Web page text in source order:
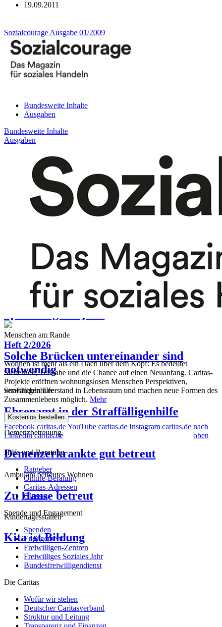
19.09.2011
Sozialcourage Ausgabe 01/2009
Bundesweite Inhalte
Ausgaben
Bundesweite Inhalte
Ausgaben
Hauptsache zu Hause
Sozialstation Marburg-Ost
Folgezertifizierung
Werkstattzertifizierung 2009
Aufregend und wenig gemütlich
Altenhilfe
Menschen am Rande
Solche Brücken untereinander sind
notwendig
Straffäligenhilfe
Ehrenamt in der Straffälligenhilfe
Demenzbetreuung
Demenzerkrankte gut betreut
Ambulant betreutes Wohnen
Zu Hause betreut
Kindertagesstätten
Kita ist Bildung
Heft 2/2026
Wohnen ist mehr als ein Dach über dem Kopf: Es bedeutet
Sicherheit, Teilhabe und die Chance auf einen Neuanfang. Caritas-
Projekte eröffnen wohnungslosen Menschen Perspektiven,
verwandeln Leerstand in Lebensraum und machen neue Formen des
Zusammenlebens möglich. Mehr
Kostenlos bestellen
Facebook caritas.deYouTube caritas.de Instagram caritas.de
Linkedin caritas.de
nach
oben
Hilfe und Beratung
Ratgeber
Online-Beratung
Caritas-Adressen
Glossar
Spende und Engagement
Spenden
Engagement
Freiwilligen-Zentren
Freiwilliges Soziales Jahr
Bundesfreiwilligendienst
Die Caritas
Wofür wir stehen
Deutscher Caritasverband
Struktur und Leitung